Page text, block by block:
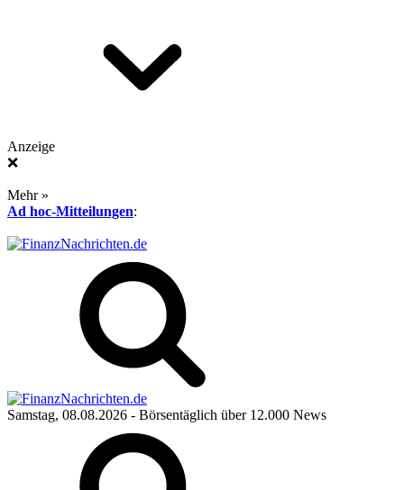
Anzeige
❌
Mehr »
Ad hoc-Mitteilungen:
Samstag, 08.08.2026 - Börsentäglich über 12.000 News